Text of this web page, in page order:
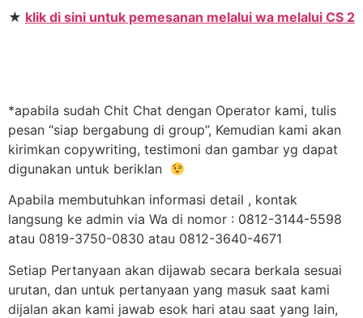
★ klik di sini untuk pemesanan melalui wa melalui CS 2
*apabila sudah Chit Chat dengan Operator kami, tulis
pesan “siap bergabung di group”, Kemudian kami akan
kirimkan copywriting, testimoni dan gambar yg dapat
digunakan untuk beriklan
Apabila membutuhkan informasi detail , kontak
langsung ke admin via Wa di nomor : 0812-3144-5598
atau 0819-3750-0830 atau 0812-3640-4671
Setiap Pertanyaan akan dijawab secara berkala sesuai
urutan, dan untuk pertanyaan yang masuk saat kami
dijalan akan kami jawab esok hari atau saat yang lain,